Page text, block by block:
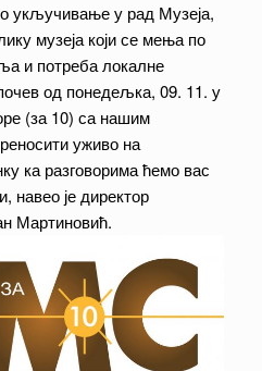
укључивање у рад Музеја,
музеја који се мења по
и потреба локалне
од понедељка, 09. 11. у
(за 10) са нашим
уживо на
ка разговорима ћемо вас
навео је директор
Мартиновић.